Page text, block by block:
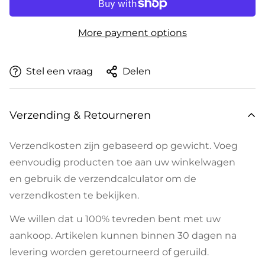
More payment options
Stel een vraag Delen
Verzending & Retourneren
Verzendkosten zijn gebaseerd op gewicht. Voeg
eenvoudig producten toe aan uw winkelwagen
en gebruik de verzendcalculator om de
verzendkosten te bekijken.
We willen dat u 100% tevreden bent met uw
aankoop. Artikelen kunnen binnen 30 dagen na
levering worden geretourneerd of geruild.